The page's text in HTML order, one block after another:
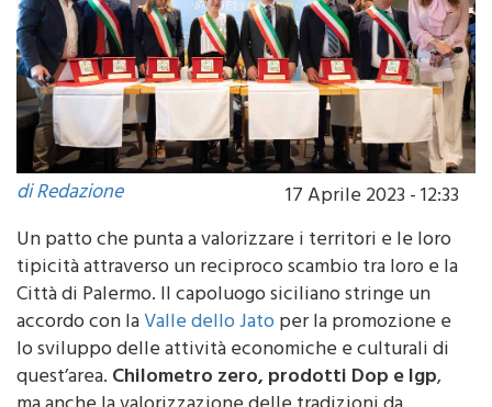
di Redazione
17 Aprile 2023 - 12:33
Un patto che punta a valorizzare i territori e le loro
tipicità attraverso un reciproco scambio tra loro e la
Città di Palermo. Il capoluogo siciliano stringe un
accordo con laValle dello Jatoper la promozione e
lo sviluppo delle attività economiche e culturali di
quest’area.Chilometro zero, prodotti Dop e Igp,